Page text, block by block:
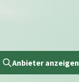
Anbieter anzeigen